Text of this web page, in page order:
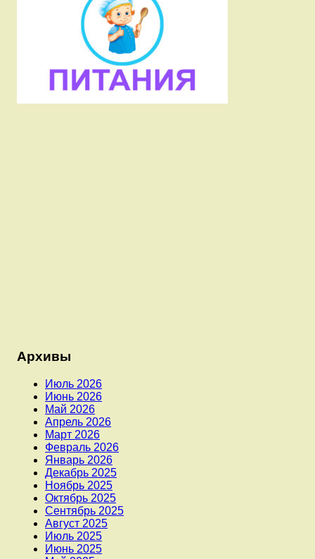
Архивы
Июль 2026
Июнь 2026
Май 2026
Апрель 2026
Март 2026
Февраль 2026
Январь 2026
Декабрь 2025
Ноябрь 2025
Октябрь 2025
Сентябрь 2025
Август 2025
Июль 2025
Июнь 2025